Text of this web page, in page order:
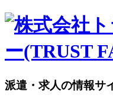
派遣・求人の情報サ